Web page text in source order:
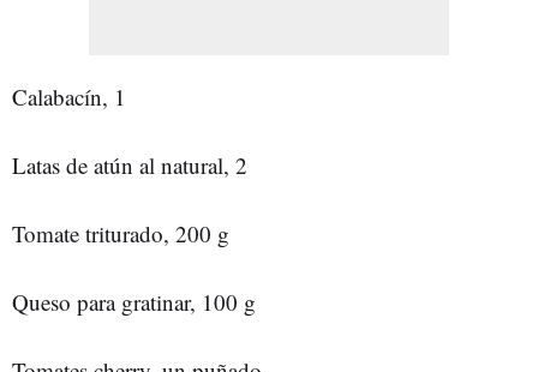
Calabacín, 1
Latas de atún al natural, 2
Tomate triturado, 200 g
Queso para gratinar, 100 g